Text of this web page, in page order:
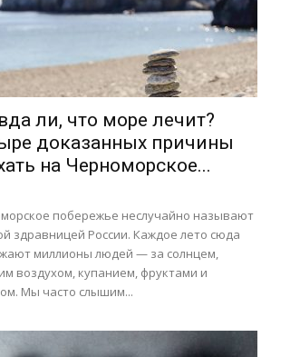
ли, что море лечит?
доказанных причины
на Черноморское...
побережье неслучайно называют
здравницей России. Каждое лето сюда
миллионы людей — за солнцем,
воздухом, купанием, фруктами и
Мы часто слышим...